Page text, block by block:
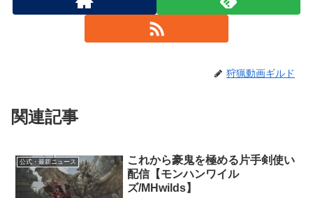
狩猟動画ギルド
関連記事
公式・最新ニュース
これから豪鬼を極める片手剣使い
配信【モンハンワイル
ズ/MHwilds】